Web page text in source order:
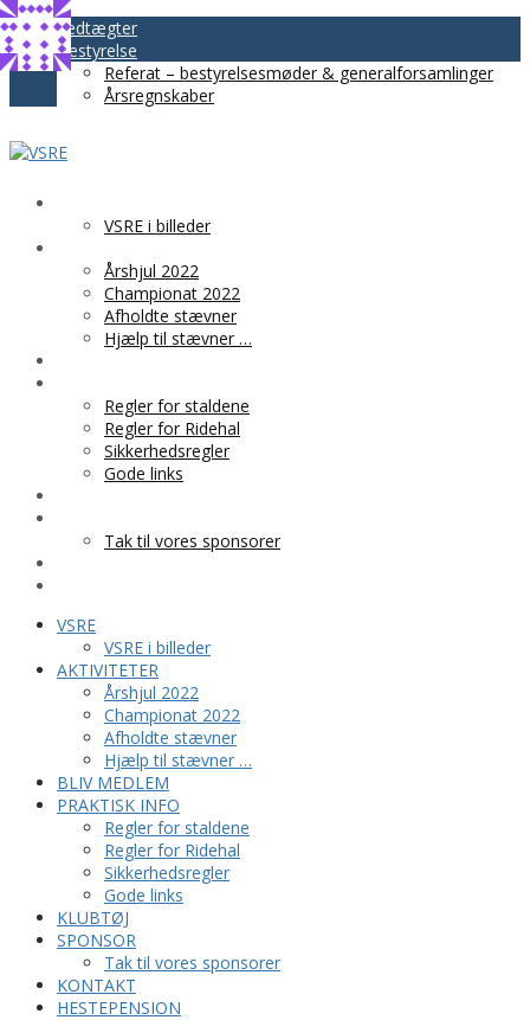
Vedtægter
Bestyrelse
Referat – bestyrelsesmøder & generalforsamlinger
Årsregnskaber
VSRE i billeder
Årshjul 2022
Championat 2022
Afholdte stævner
Hjælp til stævner …
Regler for staldene
Regler for Ridehal
Sikkerhedsregler
Gode links
Tak til vores sponsorer
VSRE
VSRE i billeder
AKTIVITETER
Årshjul 2022
Championat 2022
Afholdte stævner
Hjælp til stævner …
BLIV MEDLEM
PRAKTISK INFO
Regler for staldene
Regler for Ridehal
Sikkerhedsregler
Gode links
KLUBTØJ
SPONSOR
Tak til vores sponsorer
KONTAKT
HESTEPENSION